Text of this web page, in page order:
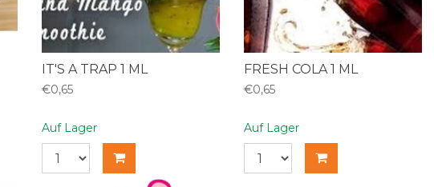
IT'S A TRAP 1 ML
€0,65
Auf Lager
FRESH COLA 1 ML
€0,65
Auf Lager